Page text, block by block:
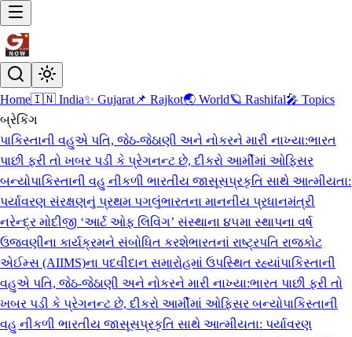
Home🇮🇳 India✨ Gujarat 📌 Rajkot🌏 World🪐 Rashifal🎤 Topics
બ્રેકિંગ
પાકિસ્તાની વહુએ પતિ, જેઠ-જેઠાણી અને નોકરને મારી નાખ્યા:ભારત
પાછી ફરી તો ખબર પડી કે પ્રેગનન્ટ છે, દીકરો આર્મીમાં ઓફિસર
બન્યોપાકિસ્તાની વહુ નીકળી ભારતીય જાસૂસપ્રકૃતિ સાથે આત્મીયતા:
પર્યાવરણ સંરક્ષણનું પ્રથમ પગલુંભારતના માનનીય પ્રધાનમંત્રી
નરેન્દ્ર મોદીજી ‘આર્ટ ઓફ લિવિંગ’ સંસ્થાના ૪૫મા સ્થાપના વર્ષ
ઉજવણીના કાર્યક્રમને સંબોધિત કરશેભારતનાં રાષ્ટ્રપતિ રાજકોટ
એઈમ્સ (AIIMS)ના પદવીદાન સમારોહમાં ઉપસ્થિત રહ્યાંપાકિસ્તાની
વહુએ પતિ, જેઠ-જેઠાણી અને નોકરને મારી નાખ્યા:ભારત પાછી ફરી તો
ખબર પડી કે પ્રેગનન્ટ છે, દીકરો આર્મીમાં ઓફિસર બન્યોપાકિસ્તાની
વહુ નીકળી ભારતીય જાસૂસપ્રકૃતિ સાથે આત્મીયતા: પર્યાવરણ